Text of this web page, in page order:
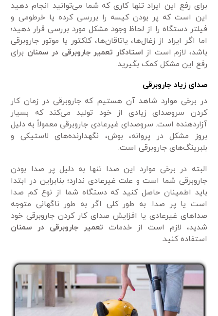
برای رفع این ایراد تنها کاری که شما می‌توانید انجام دهید
این است که پر بودن کیسه را بررسی کرده یا خرطومی‌ و
فیلتر دستگاه را از لحاظ وجود مشکل مورد بررسی قرار دهید؛
اما اگر ایراد از زغال‌ها، یاتاقان‌ها، کلکتور یا موتور جاروبرقی
باشد، لازم است از استادکار تعمیر جاروبرقی در سمنان برای
رفع این مشکل کمک بگیرید.
صدای زیاد جاروبرقی
در برخی موارد شاهد آن هستیم که جاروبرقی در زمان کار
کردن سروصدای زیادی از خود تولید می‌کند که بسیار
آزاردهنده است. سروصدای غیرعادی جاروبرقی معمولاً به دلیل
بروز مشکل در پروانه، بوش، نگهدارنده‌های لاستیکی و
بلبرینگ‌های جاروبرقی است.
البته در برخی موارد این صدا تنها به دلیل پر صدا بودن
جاروبرقی شما است و علت غیرعادی ندارد؛ بنابراین در ابتدا
باید اطمینان حاصل کنید که دستگاه شما از نوع کم صدا
است یا پر صدا. به طور کلی اگر به طور ناگهانی متوجه
صدا‌های غیرعادی یا افزایش صدای کار کردن جاروبرقی خود
شدید، لازم است از خدمات تعمیر جاروبرقی در سمنان
استفاده کنید.